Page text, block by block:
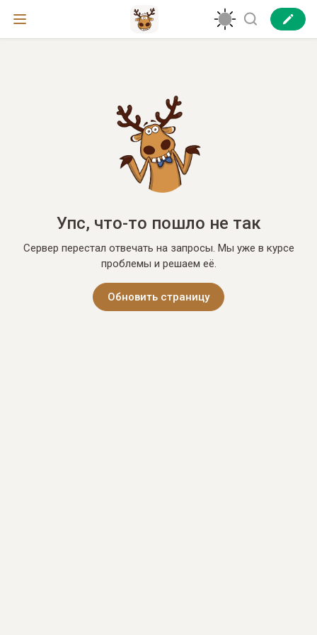
Упс, что-то пошло не так
Сервер перестал отвечать на запросы. Мы уже в курсе
проблемы и решаем её.
Обновить страницу